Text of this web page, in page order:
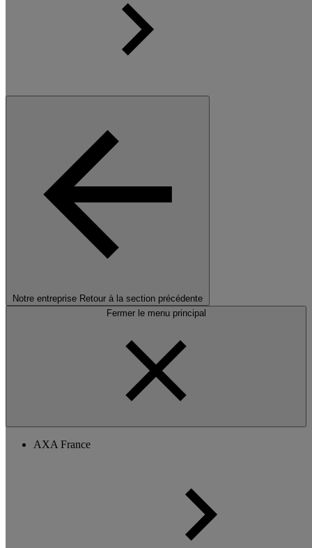
Notre entreprise Retour à la section précédente
Fermer le menu principal
AXA France